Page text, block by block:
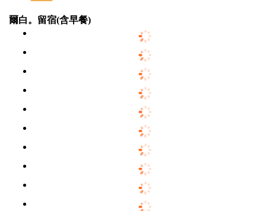
爾白。留宿(含早餐)